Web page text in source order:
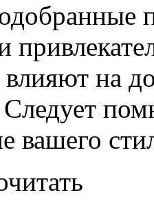
на
вашего